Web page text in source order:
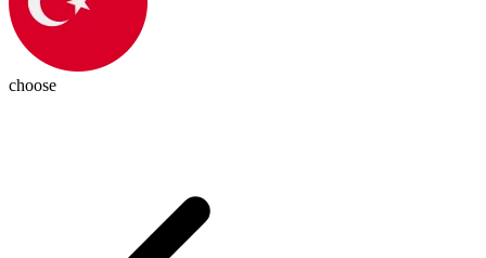
choose